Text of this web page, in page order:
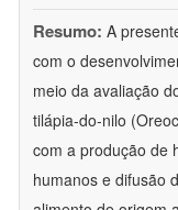
Resumo: A
com o
meio da avaliação
tilápia-do-nilo
com a produção de
humanos e difusão